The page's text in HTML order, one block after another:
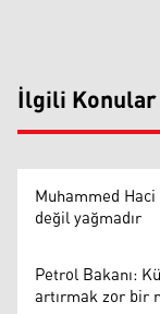
İlgili Konular
Muhammed
değil yağmadır
Petrol Bakanı:
artırmak zor bir